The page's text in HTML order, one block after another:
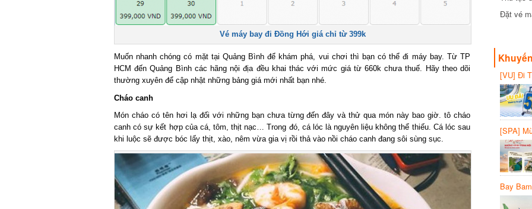
Vé máy bay đi Đồng Hới giá chỉ từ 399k
Muốn nhanh chóng có mặt tại Quảng Bình để khám phá, vui chơi thì bạn có thể đi máy bay. Từ TP
HCM đến Quảng Bình các hãng nội địa đều khai thác với mức giá từ 660k chưa thuế. Hãy theo dõi
thường xuyên để cập nhật những bảng giá mới nhất bạn nhé.
Cháo canh
Món cháo có tên hơi lạ đối với những bạn chưa từng đến đây và thử qua món này bao giờ. tô cháo
canh có sự kết hợp của cá, tôm, thịt nạc… Trong đó, cá lóc là nguyên liệu không thể thiếu. Cá lóc sau
khi luộc sẽ được bóc lấy thịt, xào, nêm vừa gia vị rồi thả vào nồi cháo canh đang sôi sùng sục.
Đặt vé
[VU] Đi
giảm
[SPA]
20%
Bay